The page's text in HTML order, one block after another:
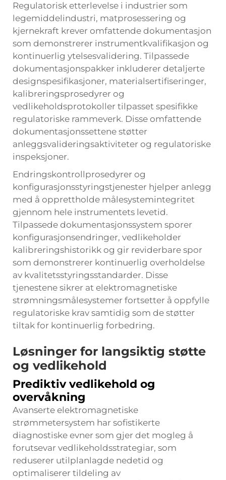
Regulatorisk etterlevelse i industrier som
legemiddelindustri, matprosessering og
kjernekraft krever omfattende dokumentasjon
som demonstrerer instrumentkvalifikasjon og
kontinuerlig ytelsesvalidering. Tilpassede
dokumentasjonspakker inkluderer detaljerte
designspesifikasjoner, materialsertifiseringer,
kalibreringsprosedyrer og
vedlikeholdsprotokoller tilpasset spesifikke
regulatoriske rammeverk. Disse omfattende
dokumentasjonssettene støtter
anleggsvalideringsaktiviteter og regulatoriske
inspeksjoner.
Endringskontrollprosedyrer og
konfigurasjonsstyringstjenester hjelper anlegg
med å opprettholde målesystemintegritet
gjennom hele instrumentets levetid.
Tilpassede dokumentasjonssystem sporer
konfigurasjonsendringer, vedlikeholder
kalibreringshistorikk og gir reviderbare spor
som demonstrerer kontinuerlig overholdelse
av kvalitetsstyringsstandarder. Disse
tjenestene sikrer at elektromagnetiske
strømningsmålesystemer fortsetter å oppfylle
regulatoriske krav samtidig som de støtter
tiltak for kontinuerlig forbedring.
Løsninger for langsiktig støtte
og vedlikehold
Prediktiv vedlikehold og
overvåkning
Avanserte elektromagnetiske
strømmetersystem har sofistikerte
diagnostiske evner som gjer det mogleg å
forutsevar vedlikeholdsstrategiar, som
reduserer utilplanlagde nedetid og
optimaliserer tildeling av